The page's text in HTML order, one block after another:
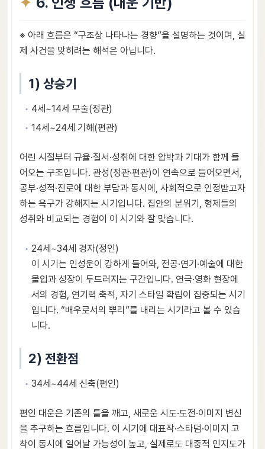
※ 아래 흐름은 “구조상 나타나는 경향”을 설명하는 것이며, 실
제 사건을 맞히려는 해석은 아닙니다.
1) 상승기
4세~14세 무술(정관)
14세~24세 기해(편관)
어린 시절부터 규율·질서·성취에 대한 압박과 기대가 함께 들
어오는 구조입니다. 관성(정관·편관)이 연속으로 들어오면서,
공부·성적·진로에 대한 부담과 동시에, 사회적으로 인정받고자
하는 욕구가 강해지는 시기입니다. 집안의 분위기, 형제들의
성취와 비교되는 경험이 이 시기와 잘 맞습니다.
24세~34세 경자(정인)
이 시기는 인성운이 강하게 들어와, 전공·연기·예술에 대한
몰입과 성장이 두드러지는 구간입니다. 연극·영화 현장에
서의 경험, 연기력 축적, 자기 스타일 확립이 집중되는 시기
입니다. “배우로서의 뿌리”를 내리는 시기라고 볼 수 있습
니다.
2) 전환점
34세~44세 신축(편인)
편인 대운은 기존의 틀을 깨고, 새로운 시도·도전·이미지 변신
을 추구하는 흐름입니다. 이 시기에 대표작·스타덤·이미지 고
착이 동시에 일어날 가능성이 높고, 실제로도 대중적 인지도가